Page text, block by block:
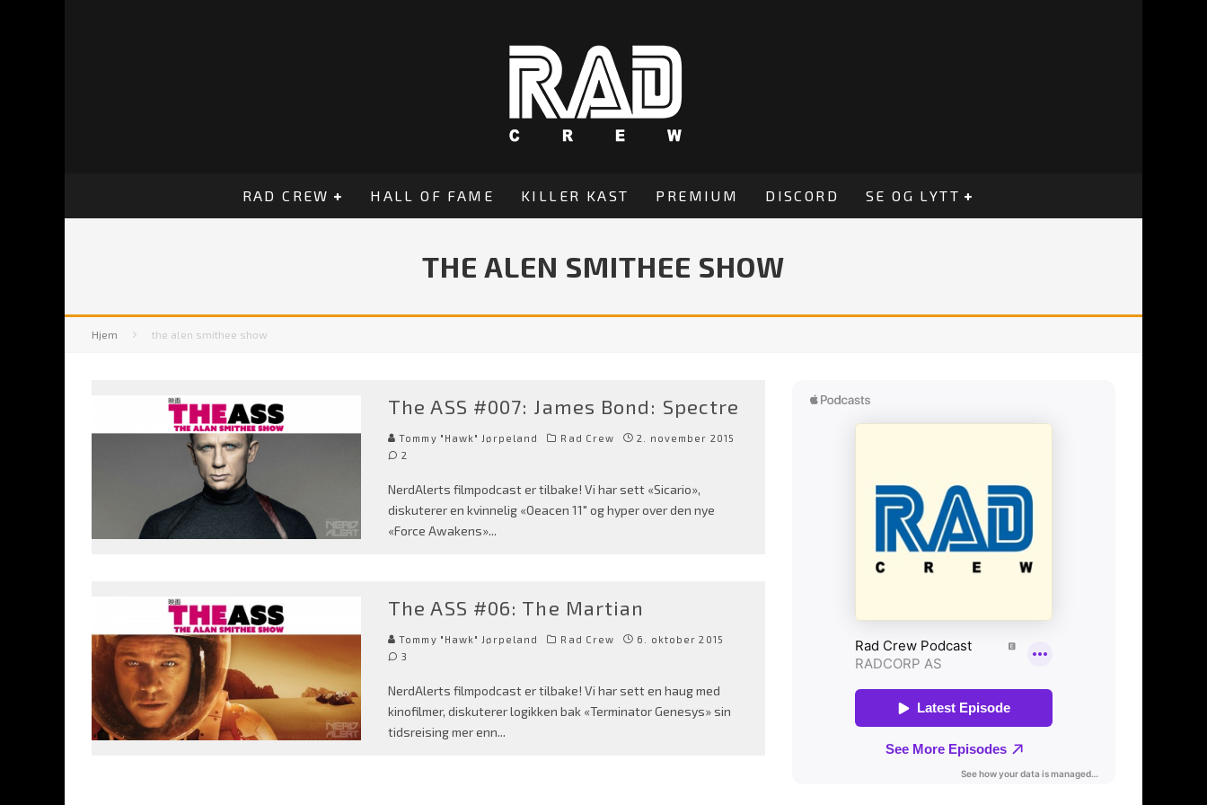
RAD CREW HALL OF FAME KILLER KAST PREMIUM DISCORD SE OG LYTT
THE ALEN SMITHEE SHOW
Hjem the alen smithee show
The ASS #007: James Bond: Spectre
Tommy "Hawk" Jørpeland Rad Crew
2. november 2015
2
NerdAlerts filmpodcast er tilbake! Vi har sett «Sicario»,
diskuterer en kvinnelig «Oeacen 11″ og hyper over den nye
«Force Awakens»...
The ASS #06: The Martian
Tommy "Hawk" Jørpeland Rad Crew
6. oktober 2015
3
NerdAlerts filmpodcast er tilbake! Vi har sett en haug med
kinofilmer, diskuterer logikken bak «Terminator Genesys» sin
tidsreising mer enn...